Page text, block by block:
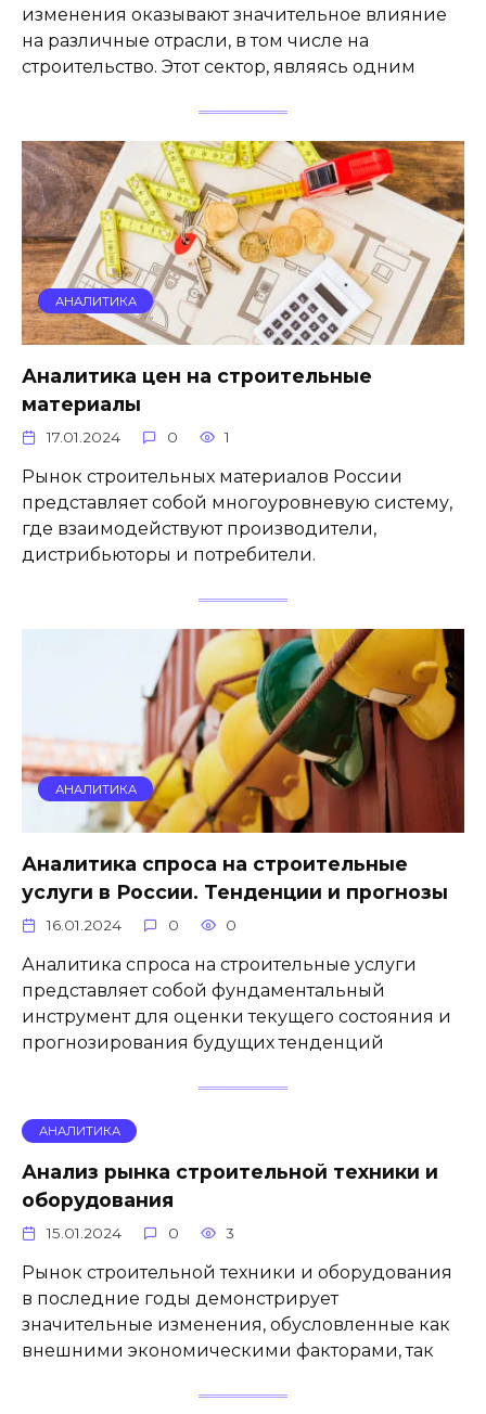
изменения оказывают значительное влияние
на различные отрасли, в том числе на
строительство. Этот сектор, являясь одним
АНАЛИТИКА
Аналитика цен на строительные
материалы
17.01.2024 0 1
Рынок строительных материалов России
представляет собой многоуровневую систему,
где взаимодействуют производители,
дистрибьюторы и потребители.
АНАЛИТИКА
Аналитика спроса на строительные
услуги в России. Тенденции и прогнозы
16.01.2024 0 0
Аналитика спроса на строительные услуги
представляет собой фундаментальный
инструмент для оценки текущего состояния и
прогнозирования будущих тенденций
АНАЛИТИКА
Анализ рынка строительной техники и
оборудования
15.01.2024 0 3
Рынок строительной техники и оборудования
в последние годы демонстрирует
значительные изменения, обусловленные как
внешними экономическими факторами, так